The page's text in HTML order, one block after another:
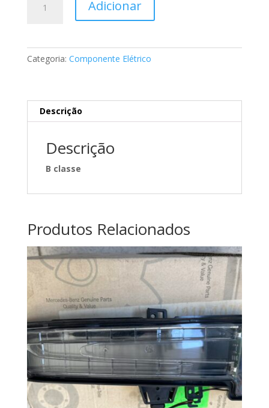
Mercedes
Adicionar
Categoria: Componente Elétrico
Descrição
Descrição
B classe
Produtos Relacionados